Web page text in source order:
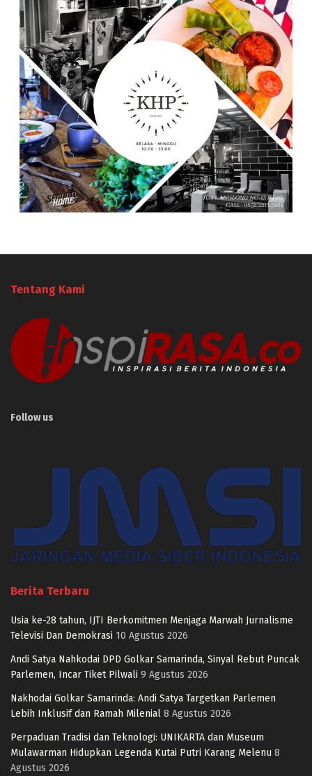
Tentang Kami
Follow us
Berita Terbaru
Usia ke-28 tahun, IJTI Berkomitmen Menjaga Marwah Jurnalisme
Televisi Dan Demokrasi 10 Agustus 2026
Andi Satya Nahkodai DPD Golkar Samarinda, Sinyal Rebut Puncak
Parlemen, Incar Tiket Pilwali 9 Agustus 2026
Nakhodai Golkar Samarinda: Andi Satya Targetkan Parlemen
Lebih Inklusif dan Ramah Milenial 8 Agustus 2026
Perpaduan Tradisi dan Teknologi: UNIKARTA dan Museum
Mulawarman Hidupkan Legenda Kutai Putri Karang Melenu 8
Agustus 2026